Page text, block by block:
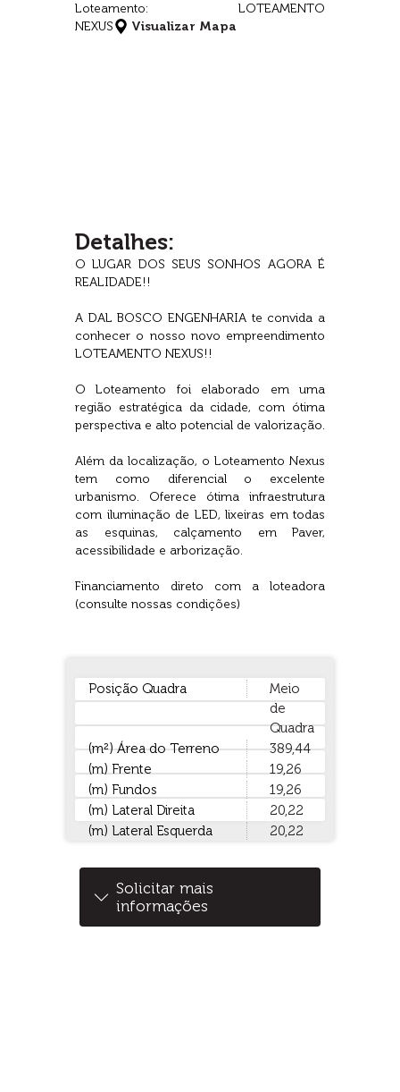
Loteamento: LOTEAMENTO
NEXUS
Visualizar Mapa
Detalhes:
O LUGAR DOS SEUS SONHOS AGORA É
REALIDADE!!
A DAL BOSCO ENGENHARIA te convida a
conhecer o nosso novo empreendimento
LOTEAMENTO NEXUS!!
O Loteamento foi elaborado em uma
região estratégica da cidade, com ótima
perspectiva e alto potencial de valorização.
Além da localização, o Loteamento Nexus
tem como diferencial o excelente
urbanismo. Oferece ótima infraestrutura
com iluminação de LED, lixeiras em todas
as esquinas, calçamento em Paver,
acessibilidade e arborização.
Financiamento direto com a loteadora
(consulte nossas condições)
Posição Quadra
Meio
de
Quadra
(m²) Área do Terreno
389,44
(m) Frente
19,26
(m) Fundos
19,26
(m) Lateral Direita
20,22
(m) Lateral Esquerda
20,22
Solicitar mais
informações